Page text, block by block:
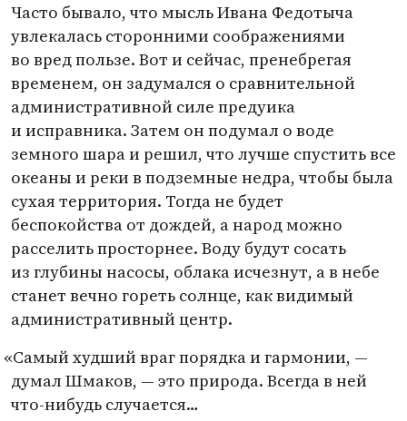
Часто бывало, что мысль Ивана Федотыча
увлекалась сторонними соображениями
во вред пользе. Вот и сейчас, пренебрегая
временем, он задумался о сравнительной
административной силе предуика
и исправника. Затем он подумал о воде
земного шара и решил, что лучше спустить все
океаны и реки в подземные недра, чтобы была
сухая территория. Тогда не будет
беспокойства от дождей, а народ можно
расселить просторнее. Воду будут сосать
из глубины насосы, облака исчезнут, а в небе
станет вечно гореть солнце, как видимый
административный центр.
«Самый худший враг порядка и гармонии, —
думал Шмаков, — это природа. Всегда в ней
что-нибудь случается…